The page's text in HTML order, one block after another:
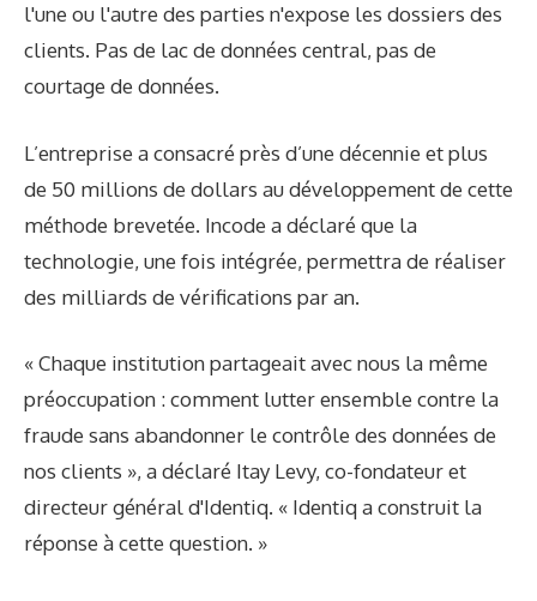
l'une ou l'autre des parties n'expose les dossiers des
clients. Pas de lac de données central, pas de
courtage de données.
L’entreprise a consacré près d’une décennie et plus
de 50 millions de dollars au développement de cette
méthode brevetée. Incode a déclaré que la
technologie, une fois intégrée, permettra de réaliser
des milliards de vérifications par an.
« Chaque institution partageait avec nous la même
préoccupation : comment lutter ensemble contre la
fraude sans abandonner le contrôle des données de
nos clients », a déclaré Itay Levy, co-fondateur et
directeur général d'Identiq. « Identiq a construit la
réponse à cette question. »